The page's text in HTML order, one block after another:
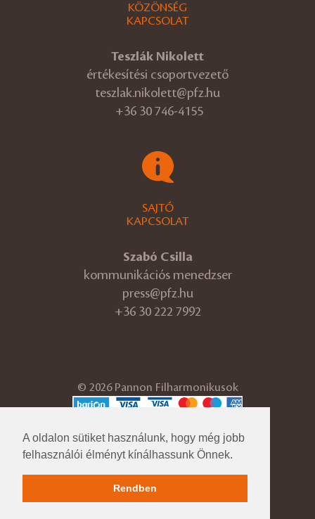
A oldalon sütiket használunk, hogy még jobb
felhasználói élményt kínálhassunk Önnek.
Rendben
KÖZÖNSÉG
KAPCSOLAT
Teszlák Nikolett
értékesítési csoportvezető
teszlak.nikolett@pfz.hu
+36 30 746-4155
SAJTÓ
KAPCSOLAT
Szabó Csilla
kommunikációs menedzser
press@pfz.hu
+36 30 222 7992
© 2026 Pannon Filharmonikusok
Adatvédelmi tájékoztató
Cégadatok
Közérdekű adatok
Pfz.hu korábbi verzió